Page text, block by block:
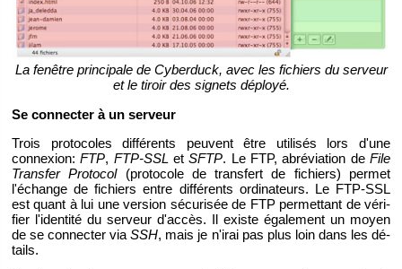
La fe­nêtre prin­ci­pale de Cy­ber­duck, avec les fi­chiers du ser­veur
et le ti­roir des si­gnets dé­ployé.
Se connec­ter à un ser­veur
Trois pro­to­coles dif­fé­rents peuvent être uti­li­sés lors d'une
connexion:FTP, FTP-SSL etSFTP. Le FTP, abré­via­tion deFile
Trans­fer Pro­to­col(pro­to­cole de trans­fert de fi­chiers) per­met
l'échange de fi­chiers entre dif­fé­rents or­di­na­teurs. Le FTP-SSL
est quant à lui une ver­sion sé­cu­ri­sée de FTP per­met­tant de vé­ri­
fier l'iden­tité du ser­veur d'ac­cès. Il existe éga­le­ment un moyen
de se connec­ter viaSSH, mais je n'irai pas plus loin dans les dé­
tails.